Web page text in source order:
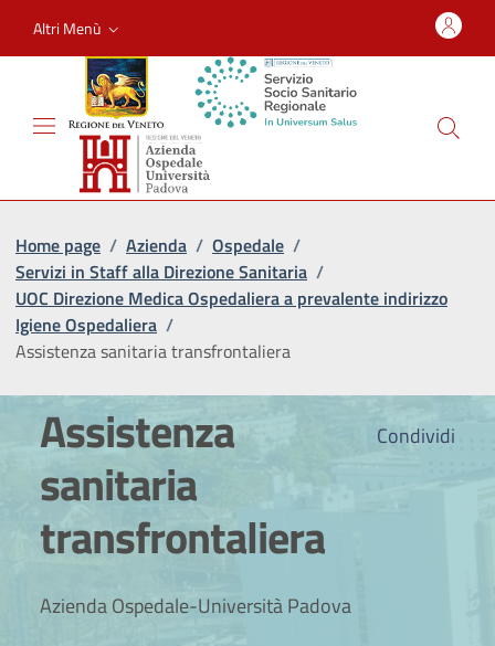
Altri Menù
Home page / Azienda / Ospedale /
Servizi in Staff alla Direzione Sanitaria /
UOC Direzione Medica Ospedaliera a prevalente indirizzo
Igiene Ospedaliera /
Assistenza sanitaria transfrontaliera
Condividi
Assistenza
sanitaria
transfrontaliera
Azienda Ospedale-Università Padova